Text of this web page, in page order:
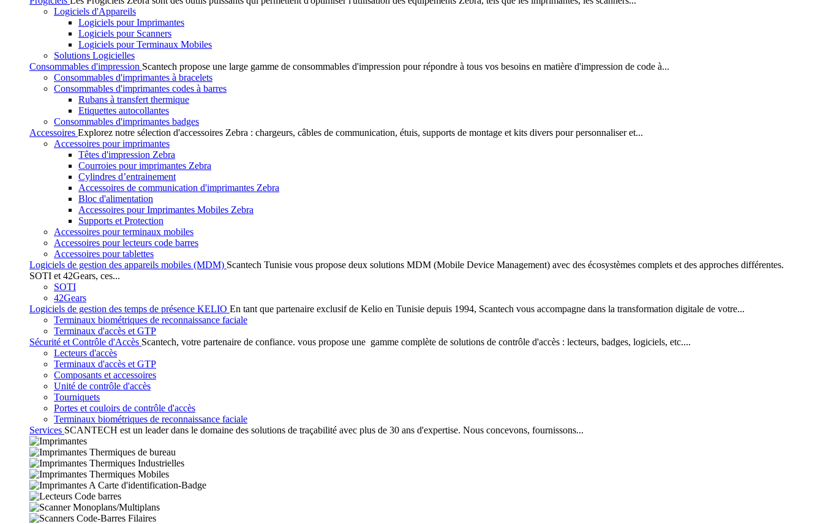
Logiciels d'Appareils
Logiciels pour Imprimantes
Logiciels pour Scanners
Logiciels pour Terminaux Mobiles
Solutions Logicielles
Consommables d'impression Scantech propose une large gamme de consommables d'impression pour répondre à tous vos besoins en matière d'impression de code à...
Consommables d'imprimantes à bracelets
Consommables d'imprimantes codes à barres
Rubans à transfert thermique
Etiquettes autocollantes
Consommables d'imprimantes badges
Accessoires Explorez notre sélection d'accessoires Zebra : chargeurs, câbles de communication, étuis, supports de montage et kits divers pour personnaliser et...
Accessoires pour imprimantes
Têtes d'impression Zebra
Courroies pour imprimantes Zebra
Cylindres d’entrainement
Accessoires de communication d'imprimantes Zebra
Bloc d'alimentation
Accessoires pour Imprimantes Mobiles Zebra
Supports et Protection
Accessoires pour terminaux mobiles
Accessoires pour lecteurs code barres
Accessoires pour tablettes
Logiciels de gestion des appareils mobiles (MDM) Scantech Tunisie vous propose deux solutions MDM (Mobile Device Management) avec des écosystèmes complets et des approches différentes.
SOTI et 42Gears, ces...
SOTI
42Gears
Logiciels de gestion des temps de présence KELIO En tant que partenaire exclusif de Kelio en Tunisie depuis 1994, Scantech vous accompagne dans la transformation digitale de votre...
Terminaux biométriques de reconnaissance faciale
Terminaux d'accès et GTP
Sécurité et Contrôle d'Accès Scantech, votre partenaire de confiance. vous propose une gamme complète de solutions de contrôle d'accès : lecteurs, badges, logiciels, etc....
Lecteurs d'accès
Terminaux d'accès et GTP
Composants et accessoires
Unité de contrôle d'accès
Tourniquets
Portes et couloirs de contrôle d'accès
Terminaux biométriques de reconnaissance faciale
Services SCANTECH est un leader dans le domaine des solutions de traçabilité avec plus de 30 ans d'expertise. Nous concevons, fournissons...